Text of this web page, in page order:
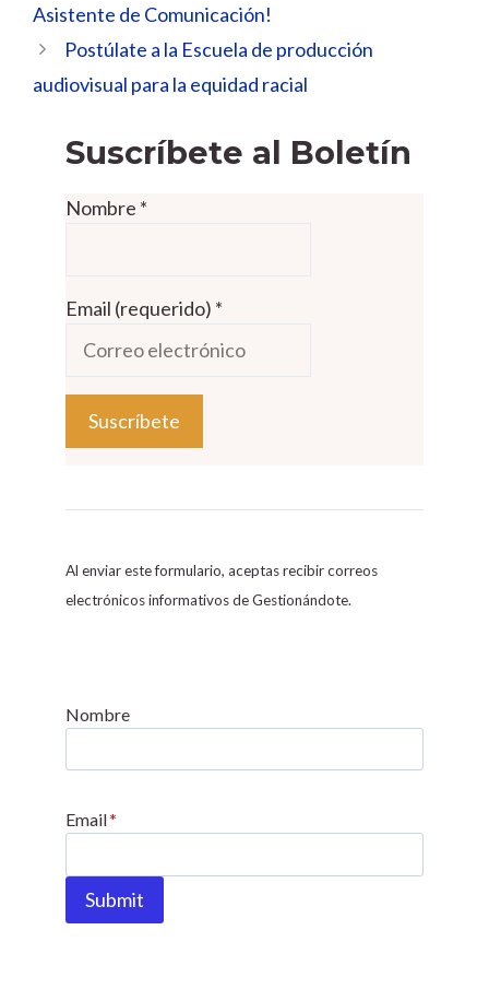
Asistente de Comunicación!
Postúlate a la Escuela de producción
audiovisual para la equidad racial
Suscríbete al Boletín
Nombre *
Email (requerido) *
o
s
t
C
n
a
U
Al enviar este formulario, aceptas recibir correos
electrónicos informativos de Gestionándote.
Nombre
Email*
Submit